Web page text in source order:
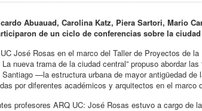
Abuauad, Carolina Katz, Piera Sartori, Mario
de un ciclo de conferencias sobre la ciudad
José Rosas en el marco del Taller de Proyectos de
nueva trama de la ciudad central” propuso abordar
—la estructura urbana de mayor antigüedad
por diferentes académicos y arquitectos en el marco
profesores ARQ UC: José Rosas estuvo a cargo de